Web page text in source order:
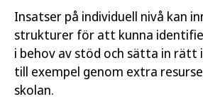
Insatser på individuell nivå kan
strukturer för att kunna
i behov av stöd och sätta in rätt
till exempel genom extra
skolan.